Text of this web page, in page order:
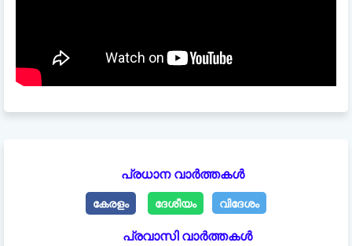
പ്രധാന വാർത്തകൾ
കേരളം ദേശീയം വിദേശം
പ്രവാസി വാർത്തകൾ